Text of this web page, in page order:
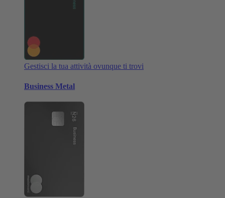
Gestisci la tua attività ovunque ti trovi
Business Metal